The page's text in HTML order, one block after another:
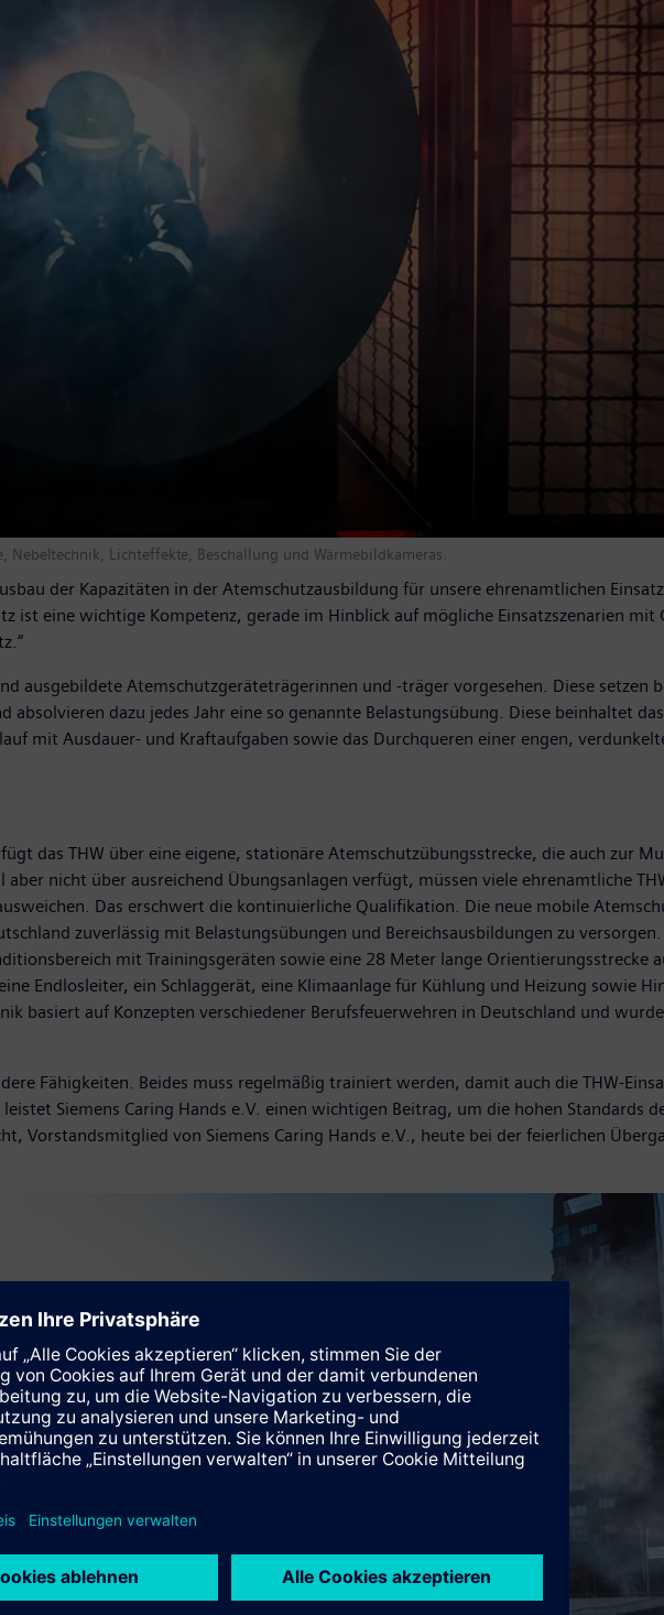
Lichteffekte, Beschallung und Wärmebildkameras.
der Kapazitäten in der Atemschutzausbildung für unsere ehrenamtlichen
ist eine wichtige Kompetenz, gerade im Hinblick auf mögliche Einsatzszenarien
ausgebildete Atemschutzgeräteträgerinnen und -träger vorgesehen. Diese setzen
dazu jedes Jahr eine so genannte Belastungsübung. Diese beinhaltet
mit Ausdauer- und Kraftaufgaben sowie das Durchqueren einer engen,
das THW über eine eigene, stationäre Atemschutzübungsstrecke, die auch zur
nicht über ausreichend Übungsanlagen verfügt, müssen viele ehrenamtliche
Das erschwert die kontinuierliche Qualifikation. Die neue mobile
zuverlässig mit Belastungsübungen und Bereichsausbildungen zu
mit Trainingsgeräten sowie eine 28 Meter lange Orientierungsstrecke
Endlosleiter, ein Schlaggerät, eine Klimaanlage für Kühlung und Heizung sowie
basiert auf Konzepten verschiedener Berufsfeuerwehren in Deutschland und
Fähigkeiten. Beides muss regelmäßig trainiert werden, damit auch die THW-
Siemens Caring Hands e.V. einen wichtigen Beitrag, um die hohen Standards
Vorstandsmitglied von Siemens Caring Hands e.V., heute bei der feierlichen